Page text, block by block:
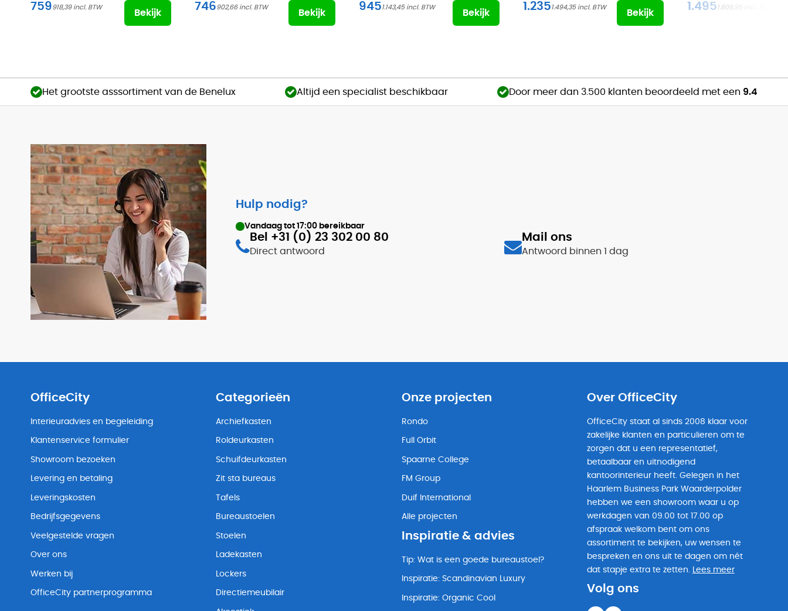
759918,39
Bekijk
746902,66
Bekijk
9451.143,45
Bekijk
1.2351.494,35
Bekijk
1.495 1.808,95
Het grootste asssortiment van de Benelux Altijd een specialist beschikbaar Door meer dan 3.500 klanten beoordeeld met een 9.4
Hulp nodig?
Vandaag tot 17:00 bereikbaar
Bel +31 (0) 23 302 00 80
Direct antwoord
Mail ons
Antwoord binnen 1 dag
OfficeCity
Interieuradvies en begeleiding
Klantenservice formulier
Showroom bezoeken
Levering en betaling
Leveringskosten
Bedrijfsgegevens
Veelgestelde vragen
Over ons
Werken bij
OfficeCity partnerprogramma
Categorieën
Archiefkasten
Roldeurkasten
Schuifdeurkasten
Zit sta bureaus
Tafels
Bureaustoelen
Stoelen
Ladekasten
Lockers
Directiemeubilair
Onze projecten
Rondo
Full Orbit
Spaarne College
FM Group
Duif International
Alle projecten
Inspiratie & advies
Tip: Wat is een goede bureaustoel?
Inspiratie: Scandinavian Luxury
Inspiratie: Organic Cool
Over OfficeCity
OfficeCity staat al sinds 2008 klaar voor
zakelijke klanten en particulieren om te
zorgen dat u een representatief,
betaalbaar en uitnodigend
kantoorinterieur heeft. Gelegen in het
Haarlem Business Park Waarderpolder
hebben we een showroom waar u op
werkdagen van 09.00 tot 17.00 op
afspraak welkom bent om ons
assortiment te bekijken, uw wensen te
bespreken en ons uit te dagen om nét
dat stapje extra te zetten.
Lees meer
Volg ons